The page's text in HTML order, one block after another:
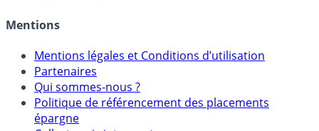
Crédit immobilier
Mentions
Mentions légales et Conditions d’utilisation
Partenaires
Qui sommes-nous ?